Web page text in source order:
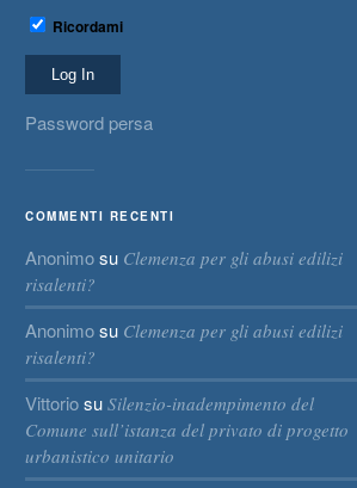
Ricordami
Password persa
COMMENTI RECENTI
Anonimosu Clemenza per gli abusi edilizi
risalenti?
Anonimosu Clemenza per gli abusi edilizi
risalenti?
Vittoriosu Silenzio-inadempimento del
Comune sull’istanza del privato di progetto
urbanistico unitario